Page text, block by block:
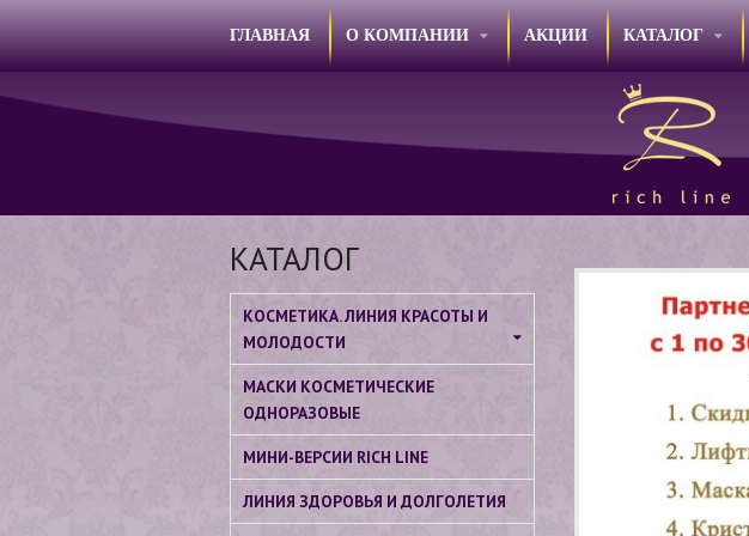
ГЛАВНАЯ О КОМПАНИИ АКЦИИ КАТАЛОГ
КАТАЛОГ
КОСМЕТИКА. ЛИНИЯ КРАСОТЫ И
МОЛОДОСТИ
МАСКИ КОСМЕТИЧЕСКИЕ
ОДНОРАЗОВЫЕ
МИНИ-ВЕРСИИ RICH LINE
ЛИНИЯ ЗДОРОВЬЯ И ДОЛГОЛЕТИЯ